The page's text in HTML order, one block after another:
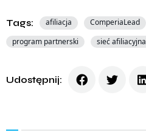
Tags: afiliacja ComperiaLead
program partnerski
sieć afiliacyjna
Udostępnij: